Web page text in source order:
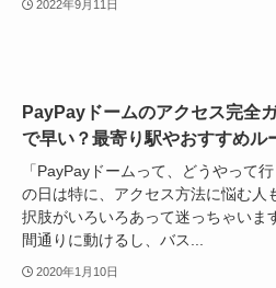
2022年9月11日
PayPayドームのアクセス完全
で早い？最寄り駅やおすすめル
「PayPayドームって、どうやって
の日は特に、アクセス方法に悩む人
択肢がいろいろあって迷っちゃいま
間通りに動けるし、バス...
2020年1月10日